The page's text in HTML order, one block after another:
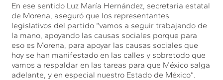
En ese sentido Luz María Hernández, secretaria estatal
de Morena, aseguró que los representantes
legislativos del partido “vamos a seguir trabajando de
la mano, apoyando las causas sociales porque para
eso es Morena, para apoyar las causas sociales que
hoy se han manifestado en las calles y sobretodo que
vamos a respaldar en las tareas para que México salga
adelante, y en especial nuestro Estado de México”.